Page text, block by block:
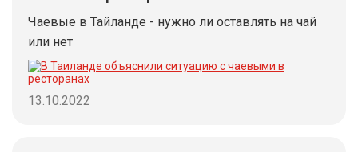
Чаевые в Тайланде - нужно ли оставлять на чай
или нет
13.10.2022